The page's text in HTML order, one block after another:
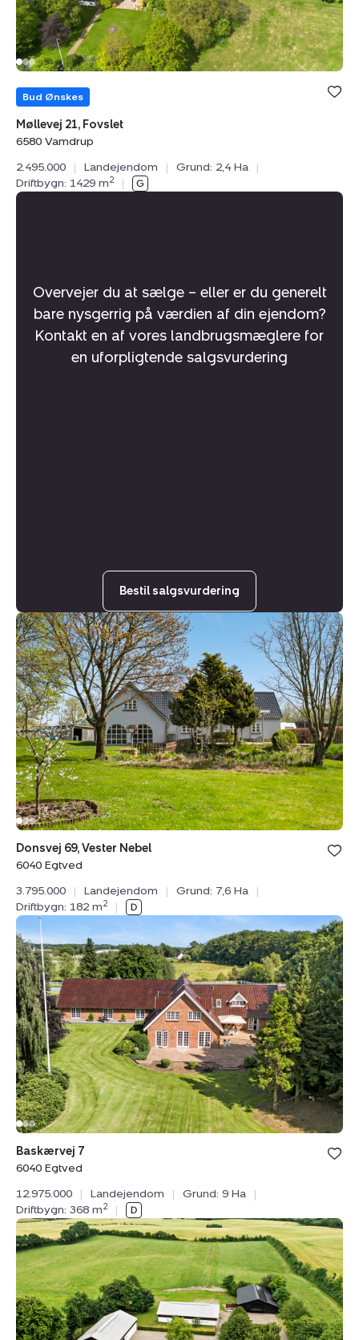
Bud Ønskes
Møllevej 21, Fovslet
6580 Vamdrup
2.495.000
| Landejendom | Grund: 2,4 Ha
|
Driftbygn: 1429 m2 |
Overvejer du at sælge – eller er du generelt
bare nysgerrig på værdien af din ejendom?
Kontakt en af vores landbrugsmæglere for
en uforpligtende salgsvurdering
Bestil salgsvurdering
Landejendom:
Donsvej
69,
Vester
Nebel,
6040
Egtved
Donsvej 69, Vester Nebel
6040 Egtved
3.795.000
| Landejendom | Grund: 7,6 Ha
|
Driftbygn: 182 m2 |
Landejendom:
Baskærvej
7,
6040
Egtved
Baskærvej 7
6040 Egtved
12.975.000
| Landejendom | Grund: 9 Ha
|
Driftbygn: 368 m2 |
Landejendom:
Hoptrup
Hovedgade
131,
Hoptrup,
6100